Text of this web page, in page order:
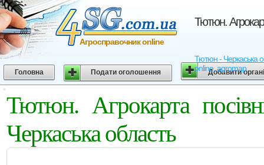
Тютюн.
Тютюн - Черкаська
online, agromap
Агросправочник online
Головна Подати оголошення Добавити
Тютюн. Агрокарта
Черкаська область